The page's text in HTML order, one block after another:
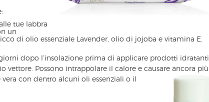
tue labbra
un
di olio essenziale Lavender, olio di jojoba e vitamina E.
dopo l’insolazione prima di applicare prodotti idratanti
vettore. Possono intrappolare il calore e causare ancora più
con dentro alcuni oli essenziali o il